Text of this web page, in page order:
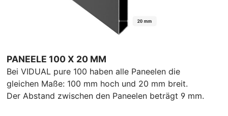
PANEELE 100 X 20 MM
Bei VIDUAL pure 100 haben alle Paneelen die
gleichen Maße: 100 mm hoch und 20 mm breit.
Der Abstand zwischen den Paneelen beträgt 9 mm.